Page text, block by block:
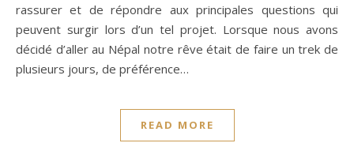
rassurer et de répondre aux principales questions qui
peuvent surgir lors d’un tel projet. Lorsque nous avons
décidé d’aller au Népal notre rêve était de faire un trek de
plusieurs jours, de préférence…
READ MORE